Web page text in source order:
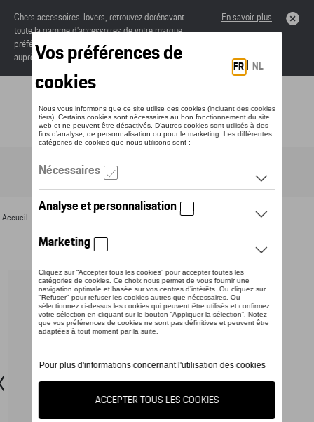
Chers accessoires-lovers, retrouvez dorénavant
toute la gamme d’accessoires de votre marque
préférée sous forme de catalogue à commander
auprès de votre concessionaire.
En savoir plus
Toggle navigation
Accueil Bouteilles thermos > Détail